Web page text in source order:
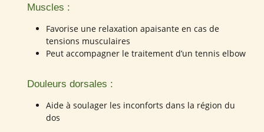
Muscles :
Favorise une relaxation apaisante en cas de
tensions musculaires
Peut accompagner le traitement d’un tennis elbow
Douleurs dorsales :
Aide à soulager les inconforts dans la région du
dos